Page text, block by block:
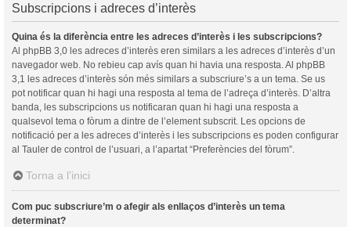
Subscripcions i adreces d’interès
Quina és la diferència entre les adreces d’interès i les subscripcions?
Al phpBB 3,0 les adreces d’interès eren similars a les adreces d’interès d’un
navegador web. No rebieu cap avís quan hi havia una resposta. Al phpBB
3,1 les adreces d’interès són més similars a subscriure’s a un tema. Se us
pot notificar quan hi hagi una resposta al tema de l’adreça d’interès. D’altra
banda, les subscripcions us notificaran quan hi hagi una resposta a
qualsevol tema o fòrum a dintre de l’element subscrit. Les opcions de
notificació per a les adreces d’interès i les subscripcions es poden configurar
al Tauler de control de l’usuari, a l’apartat “Preferències del fòrum”.
Torna a l’inici
Com puc subscriure’m o afegir als enllaços d’interès un tema
determinat?